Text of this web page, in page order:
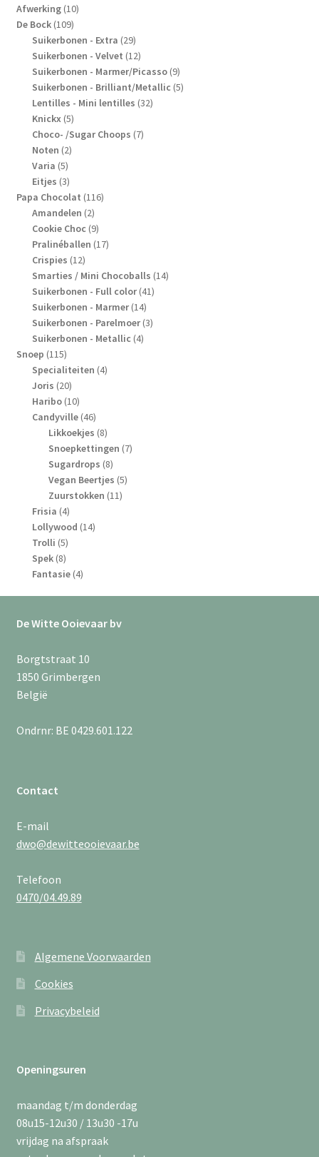
Afwerking 1010
De Bock 109109
producten
Suikerbonen - Extra 2929
producten
Suikerbonen - Velvet 1212
producten
Suikerbonen - Marmer/Picasso 99
producten
Suikerbonen - Brilliant/Metallic 55
Lentilles - Mini lentilles 3232
Knickx 55
producten
Choco- /Sugar Choops 77
Noten 22
Varia 55
producten
Eitjes 33
producten
Papa Chocolat 116116
Amandelen 22
producten
Cookie Choc 99
producten
Pralinéballen 1717
Crispies 1212
producten
Smarties / Mini Chocoballs 1414
Suikerbonen - Full color 4141
Suikerbonen - Marmer 1414
producten
Suikerbonen - Parelmoer 33
Suikerbonen - Metallic 44
Snoep 115115
producten
Specialiteiten 44
Joris 2020
producten
Haribo 1010
producten
Candyville 4646
producten
Likkoekjes 88
producten
Snoepkettingen 77
Sugardrops 88
producten
Vegan Beertjes 55
Zuurstokken 1111
Frisia 44
producten
Lollywood 1414
Trolli 55
producten
Spek 88
producten
Fantasie 44
De Witte Ooievaar bv
Borgtstraat 10
1850 Grimbergen
België
Ondrnr: BE 0429.601.122
Contact
E-mail
dwo@dewitteooievaar.be
Telefoon
0470/04.49.89
Algemene Voorwaarden
Cookies
Privacybeleid
Openingsuren
maandag t/m donderdag
08u15-12u30 / 13u30 -17u
vrijdag na afspraak